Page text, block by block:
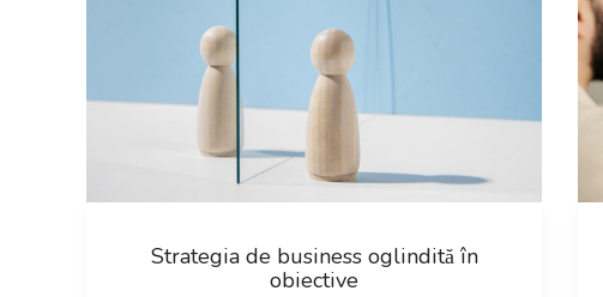
Strategia de business oglindită în
obiective